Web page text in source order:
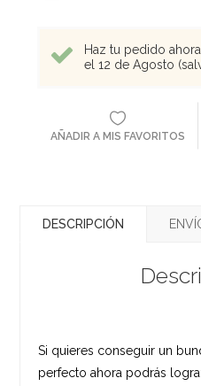
Haz tu pedido
el 12 de Agosto
AÑADIR A MIS FAVORITOS
DESCRIPCIÓN
Si quieres conseguir un
perfecto ahora podrás